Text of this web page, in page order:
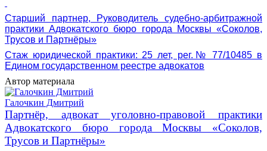
Старший партнер, Руководитель судебно-арбитражной
практики Адвокатского бюро города Москвы «Соколов,
Трусов и Партнёры»
Стаж юридической практики: 25 лет, рег.№ 77/10485 в
Едином государственном реестре адвокатов
Автор материала
Галочкин Дмитрий
Партнёр, адвокат уголовно-правовой практики
Адвокатского бюро города Москвы «Соколов,
Трусов и Партнёры»